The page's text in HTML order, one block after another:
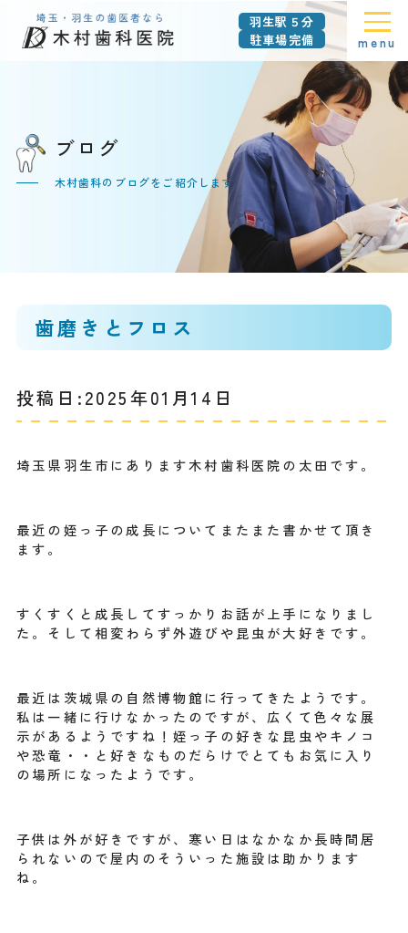
羽生駅５分
駐車場完備
menu
ブログ
木村歯科のブログをご紹介します
歯磨きとフロス
投稿日:2025年01月14日
埼玉県羽生市にあります木村歯科医院の太田です。
最近の姪っ子の成長についてまたまた書かせて頂き
ます。
すくすくと成長してすっかりお話が上手になりまし
た。そして相変わらず外遊びや昆虫が大好きです。
最近は茨城県の自然博物館に行ってきたようです。
私は一緒に行けなかったのですが、広くて色々な展
示があるようですね！姪っ子の好きな昆虫やキノコ
や恐竜・・と好きなものだらけでとてもお気に入り
の場所になったようです。
子供は外が好きですが、寒い日はなかなか長時間居
られないので屋内のそういった施設は助かります
ね。